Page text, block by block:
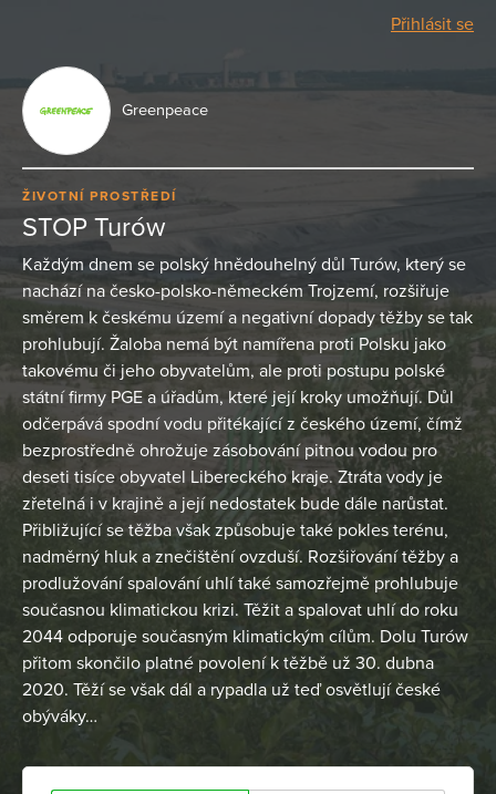
Přihlásit se
Greenpeace
ŽIVOTNÍ PROSTŘEDÍ
STOP Turów
Každým dnem se polský hnědouhelný důl Turów, který se
nachází na česko-polsko-německém Trojzemí, rozšiřuje
směrem k českému území a negativní dopady těžby se tak
prohlubují. Žaloba nemá být namířena proti Polsku jako
takovému či jeho obyvatelům, ale proti postupu polské
státní firmy PGE a úřadům, které její kroky umožňují. Důl
odčerpává spodní vodu přitékající z českého území, čímž
bezprostředně ohrožuje zásobování pitnou vodou pro
deseti tisíce obyvatel Libereckého kraje. Ztráta vody je
zřetelná i v krajině a její nedostatek bude dále narůstat.
Přibližující se těžba však způsobuje také pokles terénu,
nadměrný hluk a znečištění ovzduší. Rozšiřování těžby a
prodlužování spalování uhlí také samozřejmě prohlubuje
současnou klimatickou krizi. Těžit a spalovat uhlí do roku
2044 odporuje současným klimatickým cílům. Dolu Turów
přitom skončilo platné povolení k těžbě už 30. dubna
2020. Těží se však dál a rypadla už teď osvětlují české
obýváky…